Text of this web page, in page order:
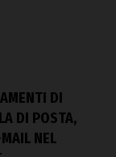
DI
DI POSTA,
NEL